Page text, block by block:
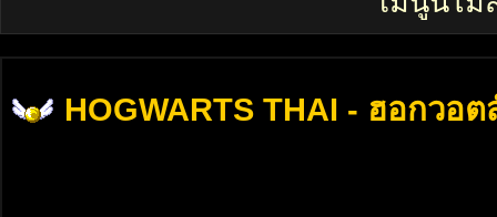
HOGWARTS THAI - ฮอกวอต